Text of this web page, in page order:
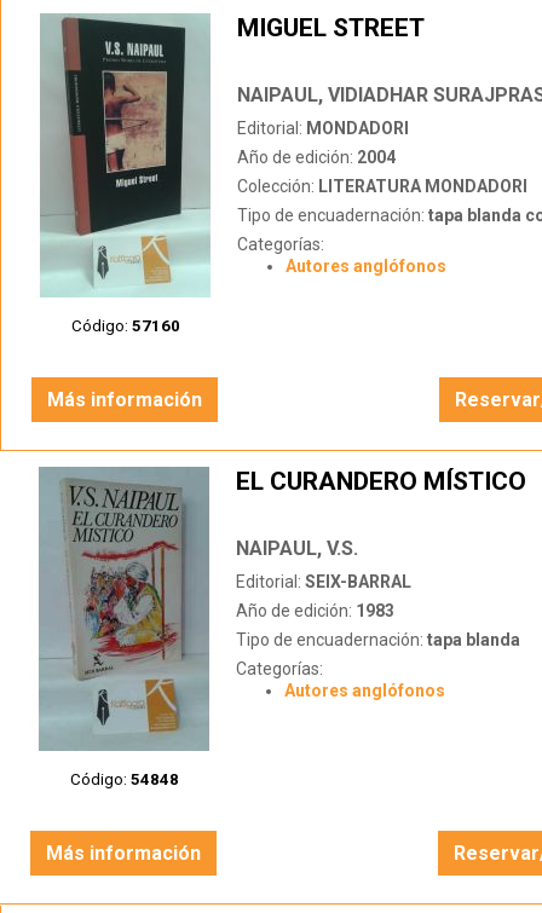
Código: 57160
MIGUEL STREET
NAIPAUL, VIDIADHAR
Editorial: MONDADORI
Año de edición: 2004
Colección: LITERATURA MONDADORI
Tipo de encuadernación: tapa blanda
Categorías:
Autores anglófonos
Más información
Código: 54848
EL CURANDERO MÍSTICO
NAIPAUL, V.S.
Editorial: SEIX-BARRAL
Año de edición: 1983
Tipo de encuadernación: tapa blanda
Categorías:
Autores anglófonos
Más información